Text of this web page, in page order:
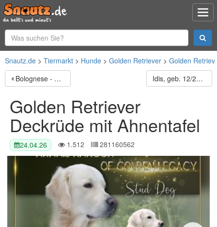
Snautz.de Tiermarkt Hunde Golden Retriever
Golden
Bolognese - welpen
Idis, geb. 12/2023, GRIECHENLAND, auf einem Gelände, auf dem die Hunde notdürftig versorgt werden
Golden Retriever
Deckrüde mit Ahnentafel
24.04.26 1.512 281160562